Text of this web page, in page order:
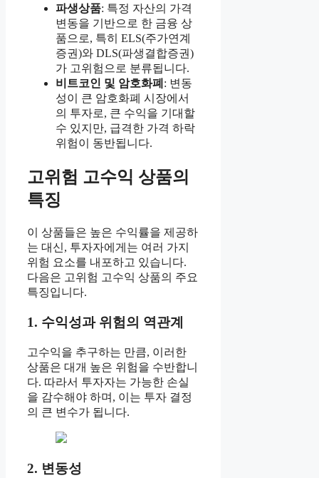
파생상품: 특정 자산의 가격
변동을 기반으로 한 금융 상
품으로, 특히 ELS(주가연계
증권)와 DLS(파생결합증권)
가 고위험으로 분류됩니다.
비트코인 및 암호화폐 : 변동
성이 큰 암호화폐 시장에서
의 투자로, 큰 수익을 기대할
수 있지만, 급격한 가격 하락
위험이 동반됩니다.
고위험 고수익 상품의
특징
이 상품들은 높은 수익률을 제공하
는 대신, 투자자에게는 여러 가지
위험 요소를 내포하고 있습니다.
다음은 고위험 고수익 상품의 주요
특징입니다.
1. 수익성과 위험의 역관계
고수익을 추구하는 만큼, 이러한
상품은 대개 높은 위험을 수반합니
다. 따라서 투자자는 가능한 손실
을 감수해야 하며, 이는 투자 결정
의 큰 변수가 됩니다.
2. 변동성